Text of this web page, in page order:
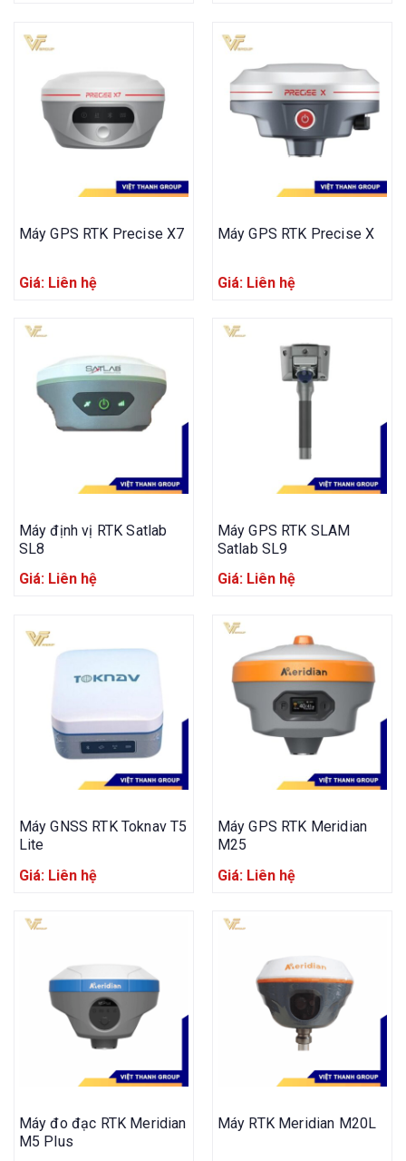
Máy GPS RTK Precise X7
Giá: Liên hệ
Máy GPS RTK Precise X
Giá: Liên hệ
Máy định vị RTK Satlab
SL8
Giá: Liên hệ
Máy GPS RTK SLAM
Satlab SL9
Giá: Liên hệ
Máy GNSS RTK Toknav T5
Lite
Giá: Liên hệ
Máy GPS RTK Meridian
M25
Giá: Liên hệ
Máy đo đạc RTK Meridian
M5 Plus
Máy RTK Meridian M20L